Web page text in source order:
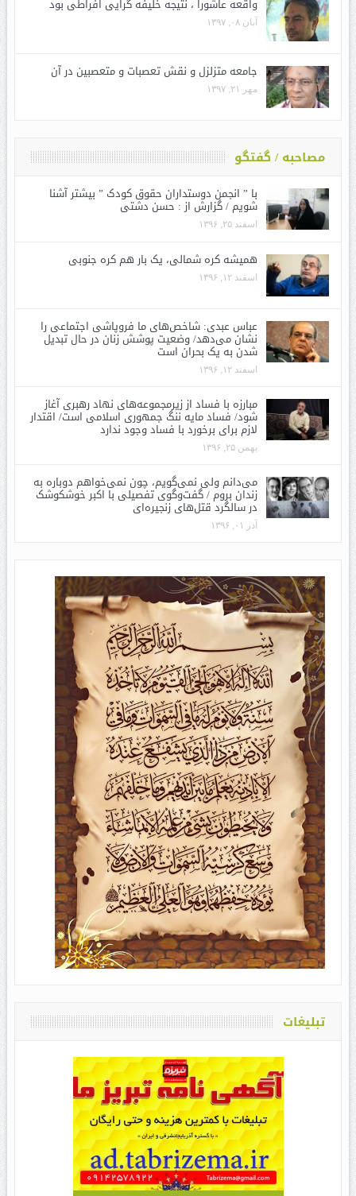
واقعه عاشورا ، نتیجه خلیفه گرایی افراطی بود
آبان ۰۸, ۱۳۹۷
جامعه متزلزل و نقش تعصبات و متعصبین در آن
مهر ۲۱, ۱۳۹۷
مصاحبه / گفتگو
با ” انجمن دوستداران حقوق کودک ” بیشتر آشنا
شویم / گزارش از : حسن دشتی
اسفند ۲۵, ۱۳۹۶
همیشه کره شمالی، یک بار هم کره جنوبی
اسفند ۱۲, ۱۳۹۶
عباس عبدی: شاخص‌های ما فروپاشی اجتماعی را
نشان می‌دهد/ وضعیت پوشش زنان در حال تبدیل
شدن به یک بحران است
اسفند ۱۲, ۱۳۹۶
مبارزه با فساد از زیرمجموعه‌های نهاد رهبری آغاز
شود/ فساد مایه ننگ جمهوری اسلامی است/ اقتدار
لازم برای برخورد با فساد وجود ندارد
بهمن ۲۵, ۱۳۹۶
می‌دانم ولی نمی‌گویم، چون نمی‌خواهم دوباره به
زندان بروم / گفت‌وگوی تفصیلی با اکبر خوشکوشک
در سالگرد قتل‌های زنجیره‌ای
آذر ۰۱, ۱۳۹۶
تبلیغات